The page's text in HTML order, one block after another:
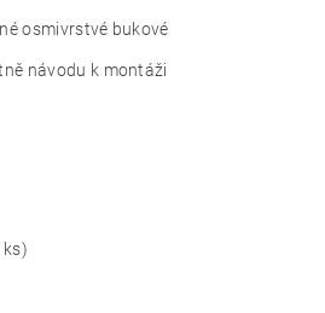
osmivrstvé bukové
návodu k montáži
ks)